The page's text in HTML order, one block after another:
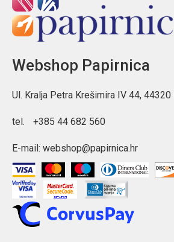
Webshop Papirnica
Ul. Kralja Petra Krešimira IV 44, 44320
tel. +385 44 682 560
E-mail: webshop@papirnica.hr